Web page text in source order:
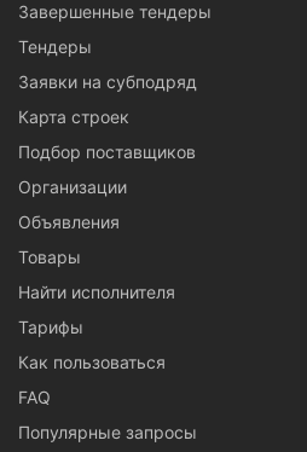
Завершенные тендеры
Тендеры
Заявки на субподряд
Карта строек
Подбор поставщиков
Организации
Объявления
Товары
Найти исполнителя
Тарифы
Как пользоваться
FAQ
Популярные запросы